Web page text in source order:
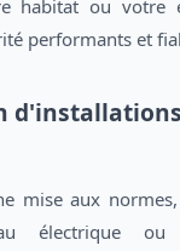
habitat ou votre
performants et
mise aux
électrique ou